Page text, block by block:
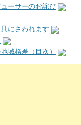
ーサーのお詫び
にさわれます
域格差（目次）